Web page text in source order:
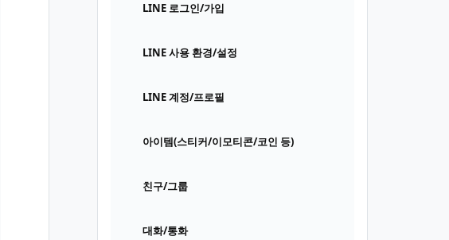
LINE 로그인/가입
LINE 사용 환경/설정
LINE 계정/프로필
아이템(스티커/이모티콘/코인 등)
친구/그룹
대화/통화